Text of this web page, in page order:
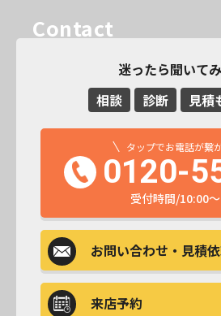
Contact
迷ったら聞いて
相談
診断 見積
タップでお電話が繋
0120-
受付時間/10:00
お問い合わせ ・見積
来店予約